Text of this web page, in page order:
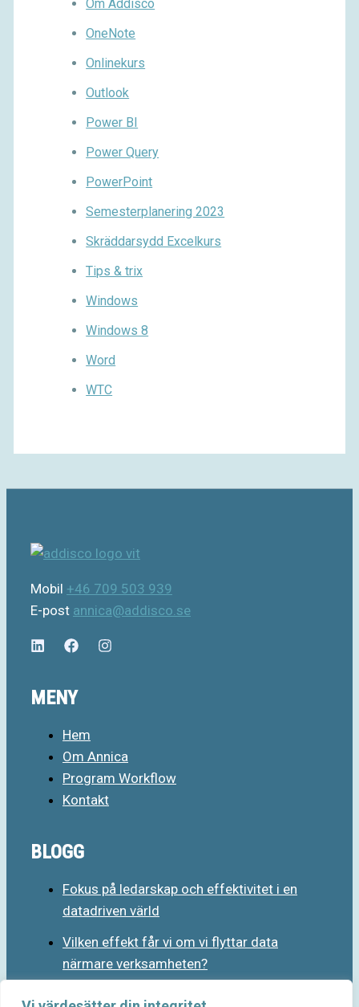
Om Addisco
OneNote
Onlinekurs
Outlook
Power BI
Power Query
PowerPoint
Semesterplanering 2023
Skräddarsydd Excelkurs
Tips & trix
Windows
Windows 8
Word
WTC
Mobil +46 709 503 939
E-post annica@addisco.se
MENY
Hem
Om Annica
Program Workflow
Kontakt
BLOGG
Fokus på ledarskap och effektivitet i en
datadriven värld
Vilken effekt får vi om vi flyttar data
närmare verksamheten?